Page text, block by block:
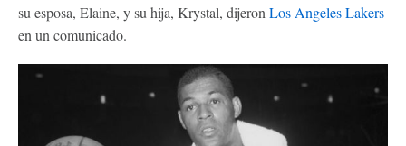
su esposa, Elaine, y su hija, Krystal, dijeron Los Angeles Lakers
en un comunicado.